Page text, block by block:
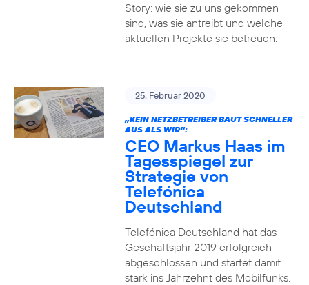
Story: wie sie zu uns gekommen
sind, was sie antreibt und welche
aktuellen Projekte sie betreuen.
25. Februar 2020
„KEIN NETZBETREIBER BAUT SCHNELLER
AUS ALS WIR“:
CEO Markus Haas im
Tagesspiegel zur
Strategie von
Telefónica
Deutschland
Telefónica Deutschland hat das
Geschäftsjahr 2019 erfolgreich
abgeschlossen und startet damit
stark ins Jahrzehnt des Mobilfunks.